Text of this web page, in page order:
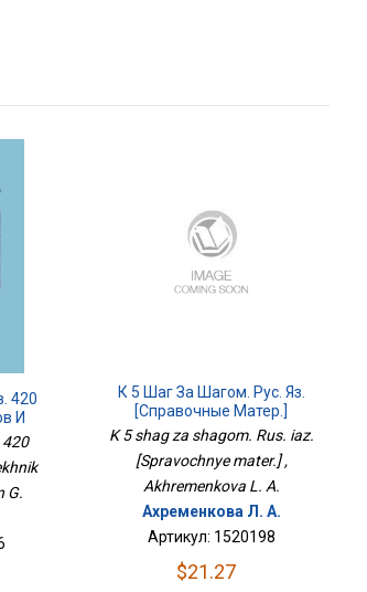
420
И
420
G.
К 5 Шаг За Шагом. Рус. Яз.
[Справочные Матер.]
K 5 shag za shagom. Rus. iaz.
[Spravochnye mater.] ,
Akhremenkova L. A.
Ахременкова Л. А.
Артикул: 1520198
$21.27